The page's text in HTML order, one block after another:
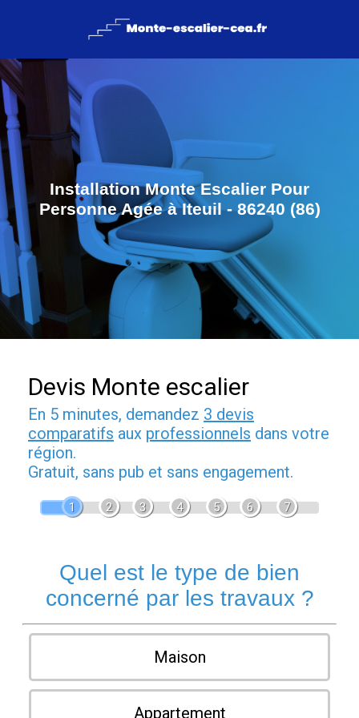
Installation Monte Escalier Pour
Personne Agée à Iteuil - 86240 (86)
Devis Monte escalier
En 5 minutes, demandez 3 devis
comparatifs aux professionnels dans votre
région.
Gratuit, sans pub et sans engagement.
1 2 3 4 5 6 7
Quel est le type de bien
concerné par les travaux ?
Maison
Appartement